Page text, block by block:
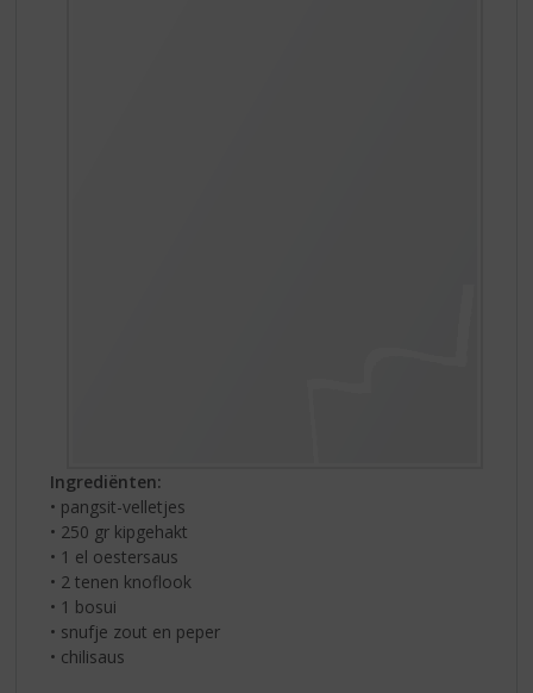
Ingrediënten:
• pangsit-velletjes
• 250 gr kipgehakt
• 1 el oestersaus
• 2 tenen knoflook
• 1 bosui
• snufje zout en peper
• chilisaus